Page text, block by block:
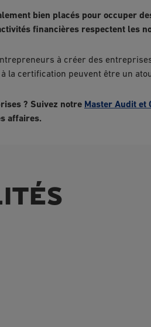
bien placés pour occuper
financières respectent
à créer des
la certification peuvent être un
? Suivez notre Master Audit et
affaires.